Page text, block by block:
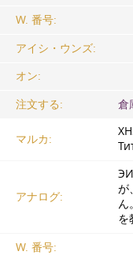
W. 番号:
アイシ・ウンズ:
オン:
注文する:
倉
マルカ:
アナログ:
が
ん
を
W. 番号: